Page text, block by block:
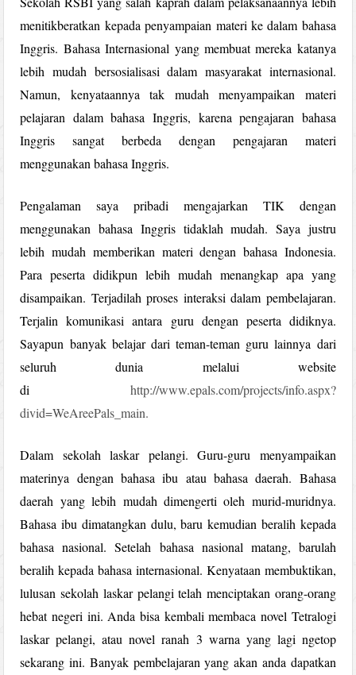
menitikberatkan kepada penyampaian materi ke dalam bahasa
Inggris. Bahasa Internasional yang membuat mereka katanya
lebih mudah bersosialisasi dalam masyarakat internasional.
Namun, kenyataannya tak mudah menyampaikan materi
pelajaran dalam bahasa Inggris, karena pengajaran bahasa
Inggris sangat berbeda dengan pengajaran materi
menggunakan bahasa Inggris.
Pengalaman saya pribadi mengajarkan TIK dengan
menggunakan bahasa Inggris tidaklah mudah. Saya justru
lebih mudah memberikan materi dengan bahasa Indonesia.
Para peserta didikpun lebih mudah menangkap apa yang
disampaikan. Terjadilah proses interaksi dalam pembelajaran.
Terjalin komunikasi antara guru dengan peserta didiknya.
Sayapun banyak belajar dari teman-teman guru lainnya dari
seluruh dunia melalui website
di http://www.epals.com/projects/info.aspx?
divid=WeAreePals_main.
Dalam sekolah laskar pelangi. Guru-guru menyampaikan
materinya dengan bahasa ibu atau bahasa daerah. Bahasa
daerah yang lebih mudah dimengerti oleh murid-muridnya.
Bahasa ibu dimatangkan dulu, baru kemudian beralih kepada
bahasa nasional. Setelah bahasa nasional matang, barulah
beralih kepada bahasa internasional. Kenyataan membuktikan,
lulusan sekolah laskar pelangi telah menciptakan orang-orang
hebat negeri ini. Anda bisa kembali membaca novel Tetralogi
laskar pelangi, atau novel ranah 3 warna yang lagi ngetop
sekarang ini. Banyak pembelajaran yang akan anda dapatkan